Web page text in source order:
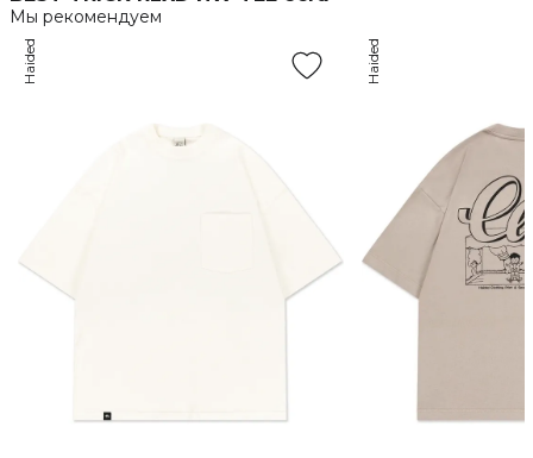
Мы рекомендуем
Haided Haided